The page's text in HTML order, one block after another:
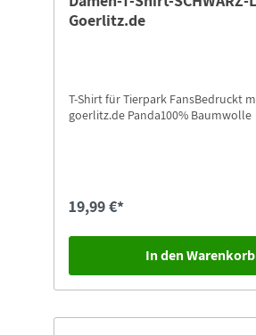
Goerlitz.de
T-Shirt für Tierpark FansBedruckt
goerlitz.de Panda100% Baumwolle
19,99 €*
In den Warenkorb